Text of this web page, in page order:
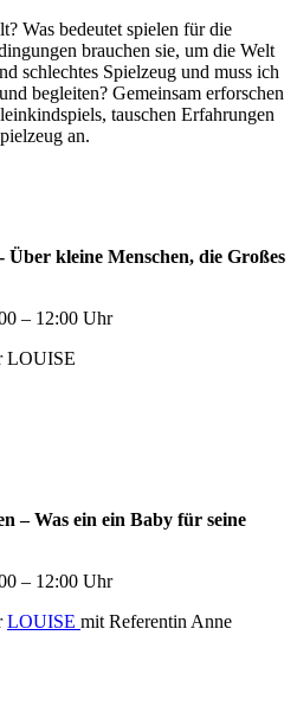
Was bedeutet spielen für die
brauchen sie, um die Welt
schlechtes Spielzeug und muss ich
begleiten? Gemeinsam erforschen
tauschen Erfahrungen
an.
kleine Menschen, die Großes
– 12:00 Uhr
LOUISE
– Was ein ein Baby für seine
– 12:00 Uhr
LOUISE mit Referentin Anne